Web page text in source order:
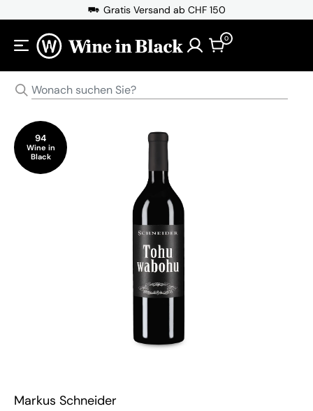
Direkt zum Inhalt Gratis Versand ab CHF 150
0
94
Wine in
Black
Markus Schneider